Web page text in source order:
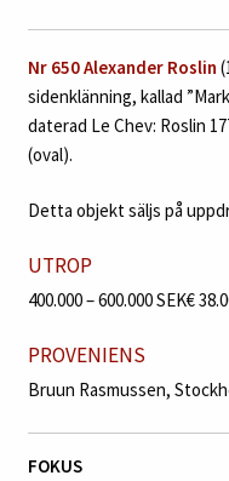
Nr 650 Alexander Roslin
sidenklänning, kallad
daterad Le Chev: Roslin
(oval).
Detta objekt säljs på
UTROP
400.000 – 600.000 SEK€
PROVENIENS
Bruun Rasmussen,
FOKUS